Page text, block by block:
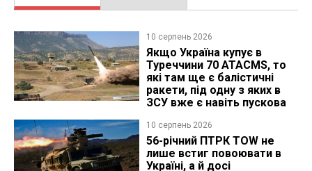
10 серпень 2026
Якщо Україна купує в
Туреччини 70 ATACMS, то
які там ще є балістичні
ракети, під одну з яких в
ЗСУ вже є навіть пускова
10 серпень 2026
56-річний ПТРК TOW не
лише встиг повоювати в
Україні, а й досі